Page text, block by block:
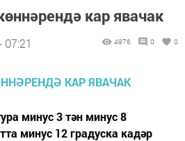
кар явачак
07:21 4976 0 0
минус 3 тән минус 8
минус 12 градуска кадәр